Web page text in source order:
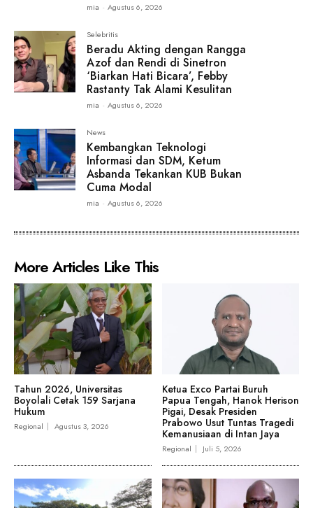
mia - Agustus 6, 2026
Selebritis
Beradu Akting dengan Rangga
Azof dan Rendi di Sinetron
‘Biarkan Hati Bicara’, Febby
Rastanty Tak Alami Kesulitan
mia - Agustus 6, 2026
News
Kembangkan Teknologi
Informasi dan SDM, Ketum
Asbanda Tekankan KUB Bukan
Cuma Modal
mia - Agustus 6, 2026
More Articles Like This
Tahun 2026, Universitas
Boyolali Cetak 159 Sarjana
Hukum
Regional Agustus 3, 2026
Ketua Exco Partai Buruh
Papua Tengah, Hanok Herison
Pigai, Desak Presiden
Prabowo Usut Tuntas Tragedi
Kemanusiaan di Intan Jaya
Regional Juli 5, 2026